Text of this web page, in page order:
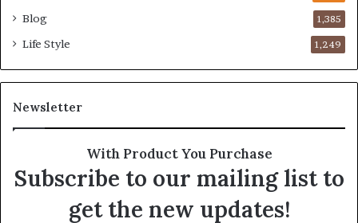
Blog 1,385
Life Style 1,249
Newsletter
With Product You Purchase
Subscribe to our mailing list to
get the new updates!